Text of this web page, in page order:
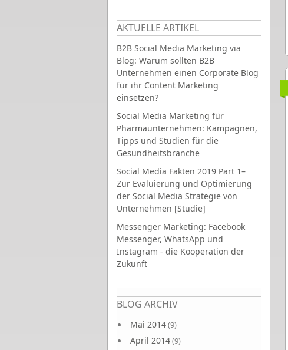
AKTUELLE ARTIKEL
B2B Social Media Marketing via
Blog: Warum sollten B2B
Unternehmen einen Corporate Blog
für ihr Content Marketing
einsetzen?
Social Media Marketing für
Pharmaunternehmen: Kampagnen,
Tipps und Studien für die
Gesundheitsbranche
Social Media Fakten 2019 Part 1–
Zur Evaluierung und Optimierung
der Social Media Strategie von
Unternehmen [Studie]
Messenger Marketing: Facebook
Messenger, WhatsApp und
Instagram - die Kooperation der
Zukunft
BLOG ARCHIV
Mai 2014(9)
April 2014(9)
Seiten